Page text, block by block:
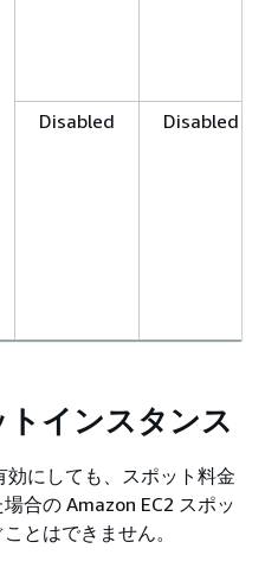
Disabled Disabled
インスタンス
効にしても、スポット料金
合の Amazon EC2 スポッ
とはできません。